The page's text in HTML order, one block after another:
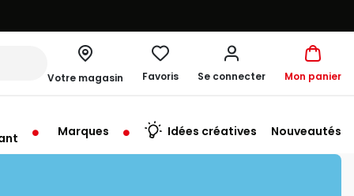
Votre magasin
à 19:00
Favoris Se connecter Mon panier
Marques Idées créatives Nouveautés